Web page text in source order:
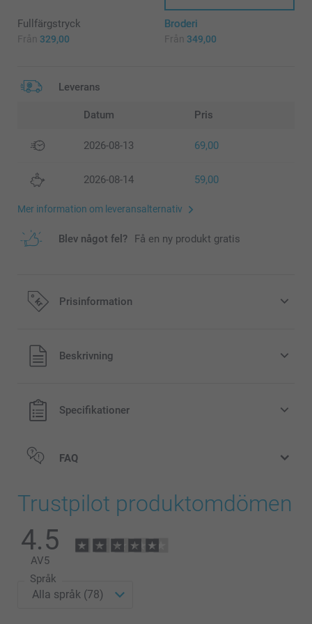
Fullfärgstryck
Från 329,00
Broderi
Från 349,00
Leverans
Datum Pris
2026-08-13 69,00
2026-08-14 59,00
Mer information om leveransalternativ
Blev något fel? Få en ny produkt gratis
Prisinformation
Alla priser är i svenska kronor (SEK), inklusive moms och
exklusive porto.
Beskrivning
Specifikationer
FAQ
Trustpilot produktomdömen
4.5
AV5
Språk